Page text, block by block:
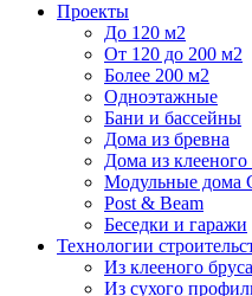
Проекты
До 120 м2
От 120 до 200 м2
Более 200 м2
Одноэтажные
Бани и бассейны
Дома из бревна
Дома из клееного
Модульные дома
Post & Beam
Беседки и гаражи
Технологии
Из клееного бруса
Из сухого